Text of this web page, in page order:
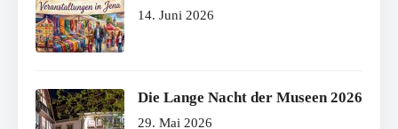
14. Juni 2026
Die Lange Nacht der Museen 2026
29. Mai 2026